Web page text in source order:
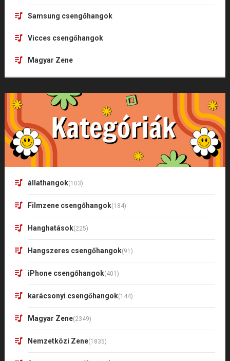
Samsung csengőhangok
Vicces csengőhangok
Magyar Zene
állathangok(103)
Filmzene csengőhangok(184)
Hanghatások(225)
Hangszeres csengőhangok(91)
iPhone csengőhangok(401)
karácsonyi csengőhangok(144)
Magyar Zene(2349)
Nemzetközi Zene(1835)